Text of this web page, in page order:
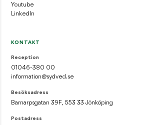
Youtube
LinkedIn
KONTAKT
Reception
01046-380 00
information@sydved.se
Besöksadress
Barnarpsgatan 39F, 553 33 Jönköping
Postadress